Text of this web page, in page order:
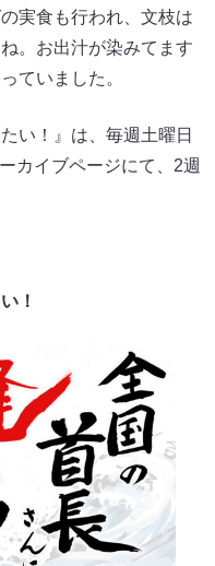
実食も行われ、文枝は
。お出汁が染みてます
ていました。
い！』は、毎週土曜日
カイブページにて、2週
！